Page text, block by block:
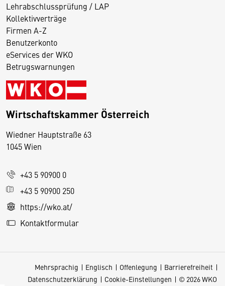
Lehrabschlussprüfung / LAP
Kollektivverträge
Firmen A-Z
Benutzerkonto
eServices der WKO
Betrugswarnungen
Wirtschaftskammer Österreich
Wiedner Hauptstraße 63
1045 Wien
+43 5 90900 0
+43 5 90900 250
https://wko.at/
Kontaktformular
Mehrsprachig Englisch Offenlegung
Barrierefreiheit
Datenschutzerklärung
Cookie-Einstellungen © 2026 WKO
D
s
e
S
e